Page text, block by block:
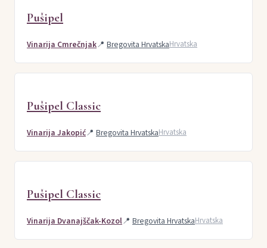
Pušipel
Vinarija Cmrečnjak📍 Bregovita HrvatskaHrvatska
Pušipel Classic
Vinarija Jakopić📍 Bregovita HrvatskaHrvatska
Pušipel Classic
Vinarija Dvanajščak-Kozol📍 Bregovita HrvatskaHrvatska